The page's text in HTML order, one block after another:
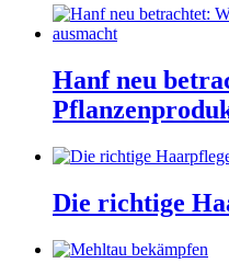
Hanf neu
Die richtige